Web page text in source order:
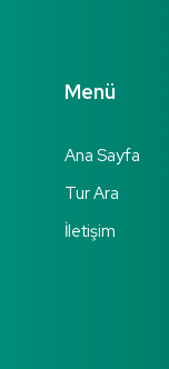
Menü
Ana Sayfa
Tur Ara
İletişim